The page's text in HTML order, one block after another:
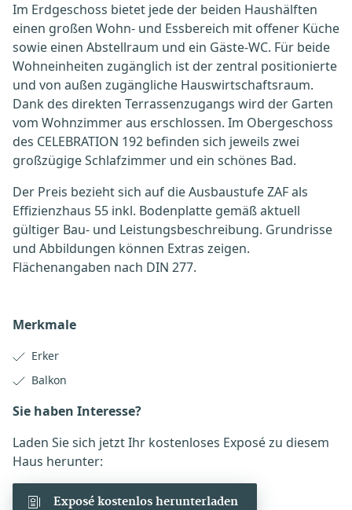
Im Erdgeschoss bietet jede der beiden Haushälften
einen großen Wohn- und Essbereich mit offener Küche
sowie einen Abstellraum und ein Gäste-WC. Für beide
Wohneinheiten zugänglich ist der zentral positionierte
und von außen zugängliche Hauswirtschaftsraum.
Dank des direkten Terrassenzugangs wird der Garten
vom Wohnzimmer aus erschlossen. Im Obergeschoss
des CELEBRATION 192 befinden sich jeweils zwei
großzügige Schlafzimmer und ein schönes Bad.
Der Preis bezieht sich auf die Ausbaustufe ZAF als
Effizienzhaus 55 inkl. Bodenplatte gemäß aktuell
gültiger Bau- und Leistungsbeschreibung. Grundrisse
und Abbildungen können Extras zeigen.
Flächenangaben nach DIN 277.
Merkmale
Erker
Balkon
Sie haben Interesse?
Laden Sie sich jetzt Ihr kostenloses Exposé zu diesem
Haus herunter:
Exposé kostenlos herunterladen